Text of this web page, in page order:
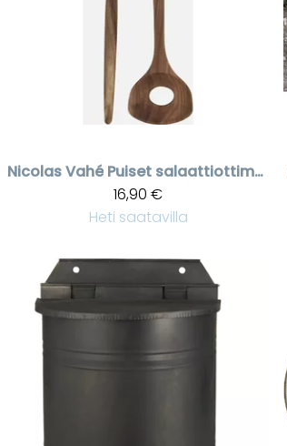
Nicolas Vahé
Puiset salaattiottimet
16,90 €
Heti saatavilla